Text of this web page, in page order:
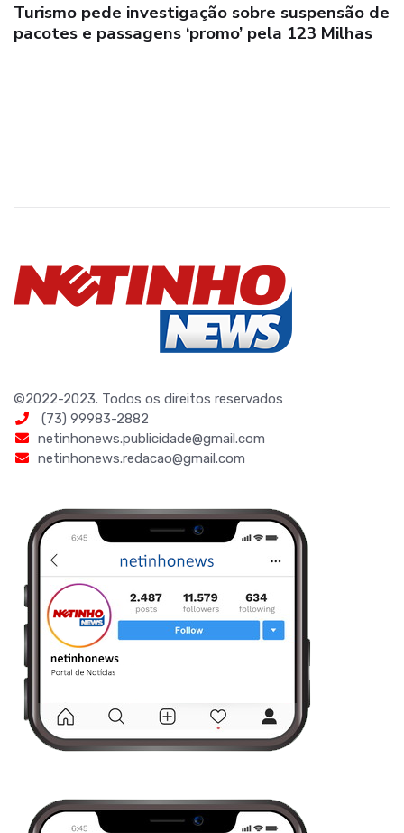
Turismo pede investigação sobre suspensão de
pacotes e passagens ‘promo’ pela 123 Milhas
©2022-2023. Todos os direitos reservados
(73) 99983-2882
netinhonews.publicidade@gmail.com
netinhonews.redacao@gmail.com